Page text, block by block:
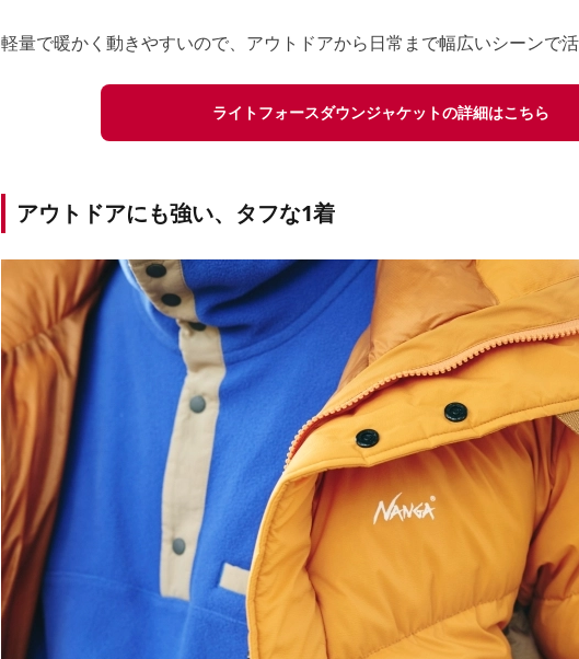
軽量で暖かく動きやすいので、アウトドアから日常まで幅広いシーンで活
ライトフォースダウンジャケットの詳細はこちら
アウトドアにも強い、タフな1着